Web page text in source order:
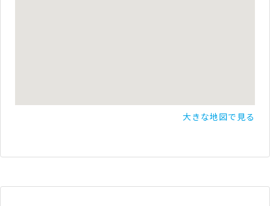
大きな地図で見る